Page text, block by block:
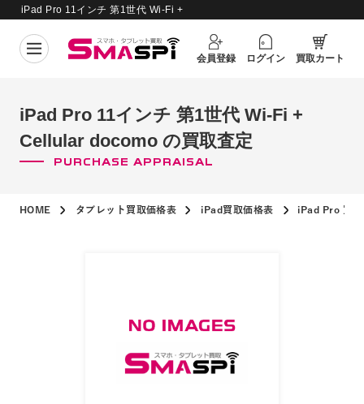
iPad Pro 11インチ 第1世代 Wi-Fi +
会員登録 ログイン 買取カート
iPad Pro 11インチ 第1世代 Wi-Fi +
Cellular docomo の買取査定
PURCHASE APPRAISAL
HOME タブレット買取価格表 iPad買取価格表 iPad Pro 買